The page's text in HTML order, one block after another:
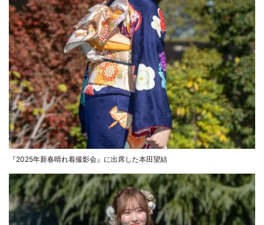
『2025年新春晴れ着撮影会』に出席した本田望結